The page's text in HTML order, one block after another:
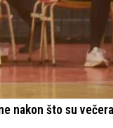
nakon što su